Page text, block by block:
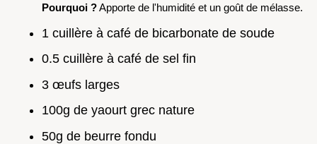
Pourquoi ?Apporte de l'humidité et un goût de mélasse.
1 cuillère à café de bicarbonate de soude
0.5 cuillère à café de sel fin
3 œufs larges
100g de yaourt grec nature
50g de beurre fondu